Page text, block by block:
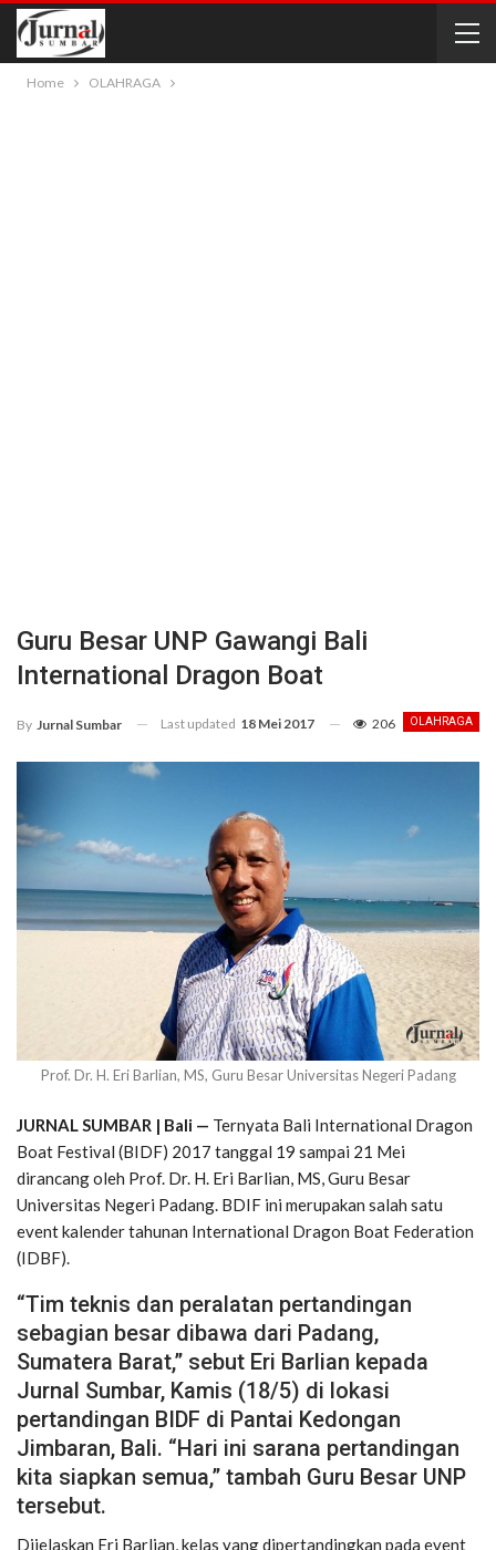
Home OLAHRAGA
Guru Besar UNP Gawangi Bali
International Dragon Boat
OLAHRAGA
By Jurnal Sumbar Last updated 18 Mei 2017 206
Prof. Dr. H. Eri Barlian, MS, Guru Besar Universitas Negeri Padang
JURNAL SUMBAR | Bali — Ternyata Bali International Dragon
Boat Festival (BIDF) 2017 tanggal 19 sampai 21 Mei
dirancang oleh Prof. Dr. H. Eri Barlian, MS, Guru Besar
Universitas Negeri Padang. BDIF ini merupakan salah satu
event kalender tahunan International Dragon Boat Federation
(IDBF).
“Tim teknis dan peralatan pertandingan
sebagian besar dibawa dari Padang,
Sumatera Barat,” sebut Eri Barlian kepada
Jurnal Sumbar, Kamis (18/5) di lokasi
pertandingan BIDF di Pantai Kedongan
Jimbaran, Bali. “Hari ini sarana pertandingan
kita siapkan semua,” tambah Guru Besar UNP
tersebut.
Dijelaskan Eri Barlian, kelas yang dipertandingkan pada event